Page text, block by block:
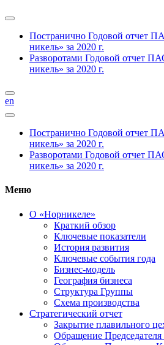
Постранично Годовой отчет
никель» за 2020 г.
Разворотами Годовой отчет
никель» за 2020 г.
en
Постранично Годовой отчет
никель» за 2020 г.
Разворотами Годовой отчет
никель» за 2020 г.
Меню
О «Норникеле»
Краткий обзор
Ключевые показатели
История развития
Ключевые события года
Бизнес-модель
География бизнеса
Структура Группы
Схема производства
Стратегический отчет
Закрытие плавильного
Обращение